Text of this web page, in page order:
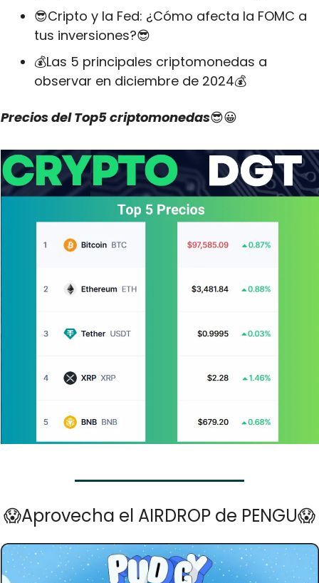
😎Cripto y la Fed: ¿Cómo afecta la FOMC a
tus inversiones?😎
💰Las 5 principales criptomonedas a
observar en diciembre de 2024💰
Precios del Top5 criptomonedas😎😀
😱Aprovecha el AIRDROP de PENGU😱